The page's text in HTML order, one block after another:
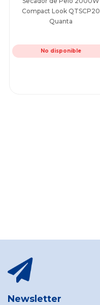
Compact Look QTSCP20
Quanta
No disponible
Newsletter